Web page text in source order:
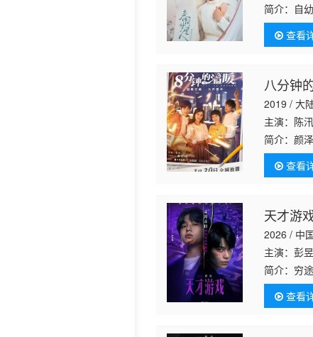
简介： 自
再次醒来
查看
八分钟
2019 / 大
主演：陈
简介： 颜
孩从小就
虽然两人
查看
天才游
2026 / 中
主演：彭
简介： 穷
为他量身
拥有顶配
查看